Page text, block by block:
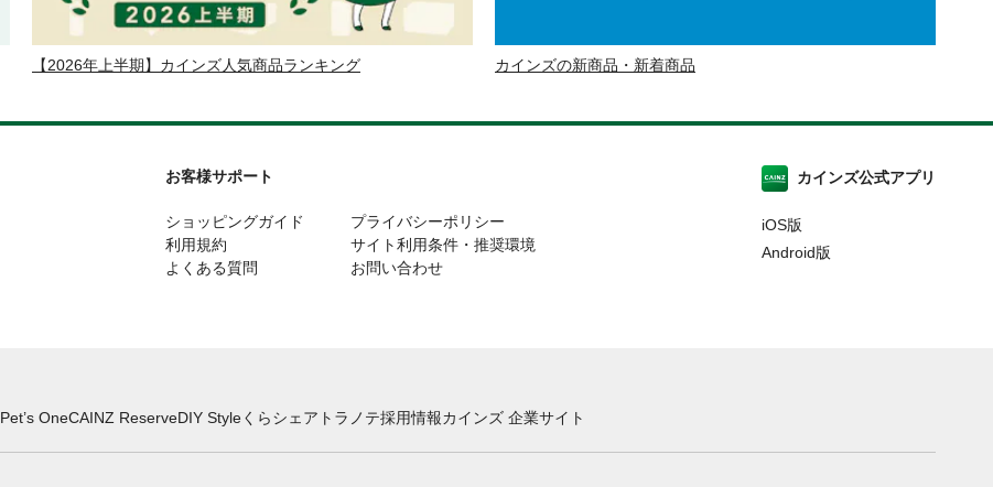
【2026年上半期】カインズ人気商品ランキング カインズの新商品・新着商品
お客様サポート
ショッピングガイド
利用規約
よくある質問
プライバシーポリシー
サイト利用条件・推奨環境
お問い合わせ
カインズ公式アプリ
iOS版
Android版
Pet’s OneCAINZ ReserveDIY Styleくらシェア トラノテ採用情報カインズ 企業サイト